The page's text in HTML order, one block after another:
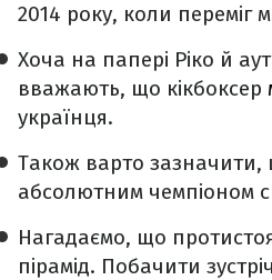
2014 року, коли переміг
Хоча на папері Ріко й
вважають, що кікбоксер
українця.
Також варто зазначити,
абсолютним чемпіоном
Нагадаємо, що
пірамід. Побачити